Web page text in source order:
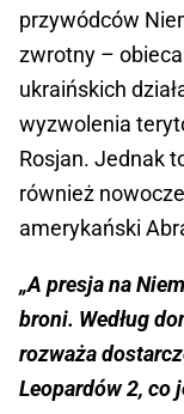
przywódców
zwrotny –
ukraińskich
wyzwolenia
Rosjan. Jednak
również
amerykański
„A presja na
broni. Według
rozważa
Leopardów 2, co